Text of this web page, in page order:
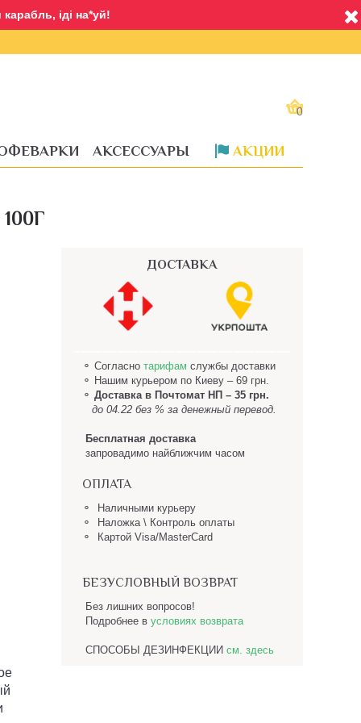
іді на*уй!
0
АКСЕССУАРЫ АКЦИИ
ДОСТАВКА
⚬ Согласно тарифам службы доставки
⚬ Нашим курьером по Киеву – 69 грн.
⚬ Доставка в Почтомат НП – 35 грн.
до 04.22 без % за денежный перевод.
Бесплатная доставка
запровадимо найближчим часом
ОПЛАТА
⚬ Наличными курьеру
⚬ Наложка \ Контроль оплаты
⚬ Картой Visa/MasterCard
БЕЗУСЛОВНЫЙ ВОЗВРАТ
Без лишних вопросов!
Подробнее в условиях возврата
СПОСОБЫ ДЕЗИНФЕКЦИИ см. здесь